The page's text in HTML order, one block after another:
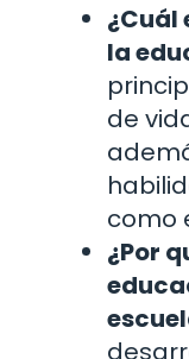
¿Cuál
la
de
como
¿Por